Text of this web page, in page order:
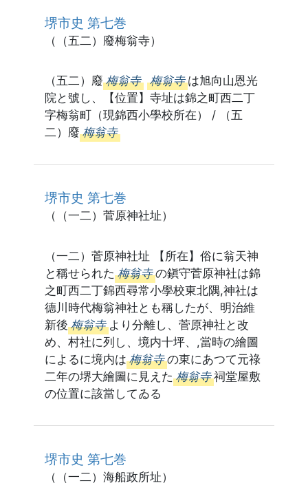
堺市史 第七巻
（（五二）廢梅翁寺）
（五二）廢 梅翁寺 梅翁寺 は旭向山恩光
院と號し、【位置】寺址は錦之町西二丁
字梅翁町（現錦西小學校所在） / （五
二）廢 梅翁寺
堺市史 第七巻
（（一二）菅原神社址）
（一二）菅原神社址 【所在】俗に翁天神
と稱せられた 梅翁寺 の鎭守菅原神社は錦
之町西二丁錦西尋常小學校東北隅,神社は
德川時代梅翁神社とも稱したが、明治維
新後 梅翁寺 より分離し、菅原神社と改
め、村社に列し、境内十坪、,當時の繪圖
によるに境内は 梅翁寺 の東にあつて元祿
二年の堺大繪圖に見えた 梅翁寺 祠堂屋敷
の位置に該當してゐる
堺市史 第七巻
（（一二）海船政所址）